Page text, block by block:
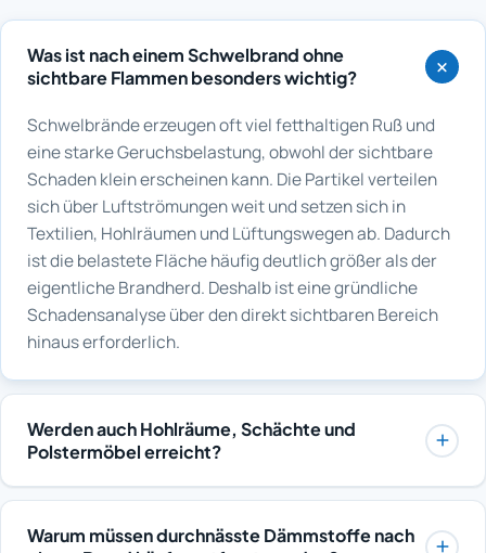
Was ist nach einem Schwelbrand ohne
sichtbare Flammen besonders wichtig?
Schwelbrände erzeugen oft viel fetthaltigen Ruß und
eine starke Geruchsbelastung, obwohl der sichtbare
Schaden klein erscheinen kann. Die Partikel verteilen
sich über Luftströmungen weit und setzen sich in
Textilien, Hohlräumen und Lüftungswegen ab. Dadurch
ist die belastete Fläche häufig deutlich größer als der
eigentliche Brandherd. Deshalb ist eine gründliche
Schadensanalyse über den direkt sichtbaren Bereich
hinaus erforderlich.
Werden auch Hohlräume, Schächte und
Polstermöbel erreicht?
Gase und feine Aerosole gelangen grundsätzlich auch
in Hohlräume, Installationsschächte und textile
Warum müssen durchnässte Dämmstoffe nach